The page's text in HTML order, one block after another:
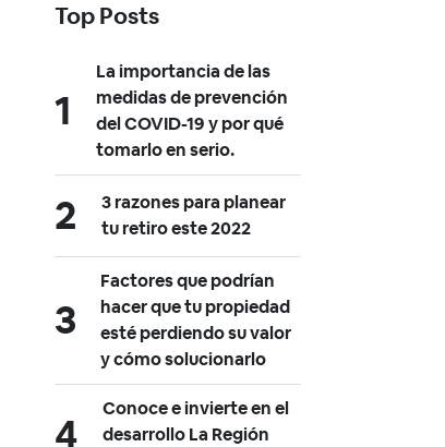
Top Posts
La importancia de las
medidas de prevención
del COVID-19 y por qué
tomarlo en serio.
3 razones para planear
tu retiro este 2022
Factores que podrían
hacer que tu propiedad
esté perdiendo su valor
y cómo solucionarlo
Conoce e invierte en el
desarrollo La Región